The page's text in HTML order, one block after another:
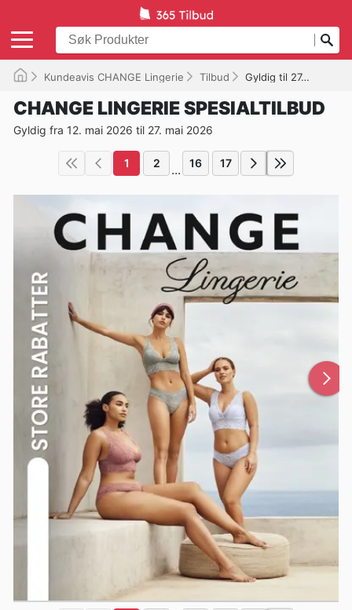
Kundeavis CHANGE Lingerie Tilbud Gyldig til 27.05.2026
CHANGE LINGERIE SPESIALTILBUD
Gyldig fra 12. mai 2026 til 27. mai 2026
1 2 ... 16 17